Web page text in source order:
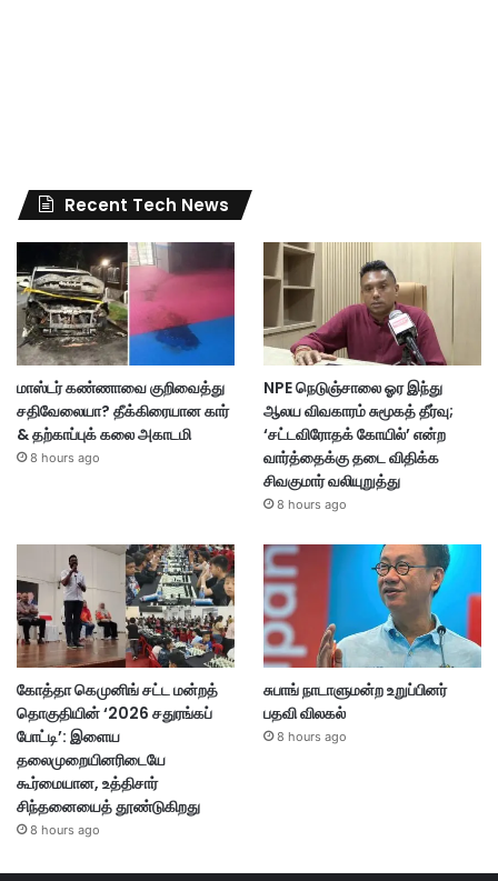
Recent Tech News
மாஸ்டர் கண்ணாவை குறிவைத்து
சதிவேலையா? தீக்கிரையான கார்
& தற்காப்புக் கலை அகாடமி
8 hours ago
NPE நெடுஞ்சாலை ஓர இந்து
ஆலய விவகாரம் சுமூகத் தீர்வு;
‘சட்டவிரோதக் கோயில்’ என்ற
வார்த்தைக்கு தடை விதிக்க
சிவகுமார் வலியுறுத்து
8 hours ago
கோத்தா கெமுனிங் சட்ட மன்றத்
தொகுதியின் ‘2026 சதுரங்கப்
போட்டி’: இளைய
தலைமுறையினரிடையே
கூர்மையான, உத்திசார்
சிந்தனையைத் தூண்டுகிறது
8 hours ago
சுபாங் நாடாளுமன்ற உறுப்பினர்
பதவி விலகல்
8 hours ago